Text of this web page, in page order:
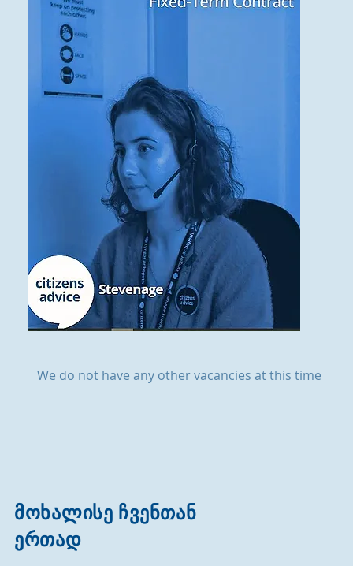
We do not have any other vacancies at this time
მოხალისე ჩვენთან
ერთად